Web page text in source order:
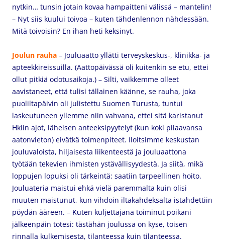
nytkin… tunsin jotain kovaa hampaitteni välissä – mantelin!
– Nyt siis kuului toivoa – kuten tähdenlennon nähdessään.
Mitä toivoisin? En ihan heti keksinyt.
Joulun rauha – Jouluaatto yllätti terveyskeskus-, klinikka- ja
apteekkireissuilla. (Aattopäivässä oli kuitenkin se etu, ettei
ollut pitkiä odotusaikoja.) – Silti, vaikkemme olleet
aavistaneet, että tulisi tällainen käänne, se rauha, joka
puoliltapäivin oli julistettu Suomen Turusta, tuntui
laskeutuneen yllemme niin vahvana, ettei sitä karistanut
Hkiin ajot, läheisen anteeksipyytelyt (kun koki pilaavansa
aatonvieton) eivätkä toimenpiteet. Iloitsimme keskustan
jouluvaloista, hiljaisesta liikenteestä ja jouluaattona
työtään tekevien ihmisten ystävällisyydestä. Ja siitä, mikä
loppujen lopuksi oli tärkeintä: saatiin tarpeellinen hoito.
Jouluateria maistui ehkä vielä paremmalta kuin olisi
muuten maistunut, kun vihdoin iltakahdeksalta istahdettiin
pöydän ääreen. – Kuten kuljettajana toiminut poikani
jälkeenpäin totesi: tästähän joulussa on kyse, toisen
rinnalla kulkemisesta, tilanteessa kuin tilanteessa.